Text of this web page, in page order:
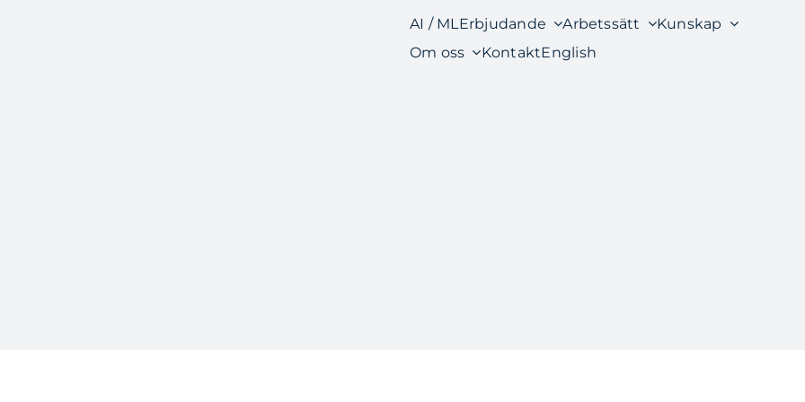
AI / ML Erbjudande Arbetssätt
Kunskap
Om oss
KontaktEnglish